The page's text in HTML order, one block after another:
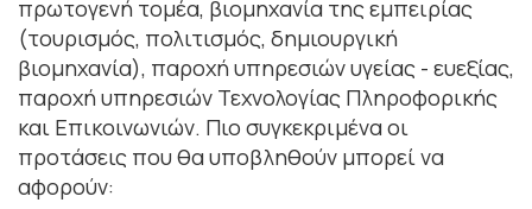
πρωτογενή τομέα, βιομηχανία της εμπειρίας
(τουρισμός, πολιτισμός, δημιουργική
βιομηχανία), παροχή υπηρεσιών υγείας - ευεξίας,
παροχή υπηρεσιών Τεχνολογίας Πληροφορικής
και Επικοινωνιών. Πιο συγκεκριμένα οι
προτάσεις που θα υποβληθούν μπορεί να
αφορούν: